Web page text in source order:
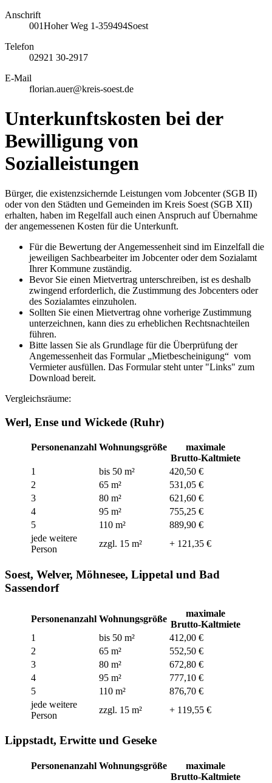
Anschrift
001Hoher Weg 1-359494Soest
Telefon
02921 30-2917
E-Mail
florian.auer@kreis-soest.de
Unterkunftskosten bei der
Bewilligung von
Sozialleistungen
Bürger, die existenzsichernde Leistungen vom Jobcenter (SGB II)
oder von den Städten und Gemeinden im Kreis Soest (SGB XII)
erhalten, haben im Regelfall auch einen Anspruch auf Übernahme
der angemessenen Kosten für die Unterkunft.
Für die Bewertung der Angemessenheit sind im Einzelfall die
jeweiligen Sachbearbeiter im Jobcenter oder dem Sozialamt
Ihrer Kommune zuständig.
Bevor Sie einen Mietvertrag unterschreiben, ist es deshalb
zwingend erforderlich, die Zustimmung des Jobcenters oder
des Sozialamtes einzuholen.
Sollten Sie einen Mietvertrag ohne vorherige Zustimmung
unterzeichnen, kann dies zu erheblichen Rechtsnachteilen
führen.
Bitte lassen Sie als Grundlage für die Überprüfung der
Angemessenheit das Formular „Mietbescheinigung“ vom
Vermieter ausfüllen. Das Formular steht unter "Links" zum
Download bereit.
Vergleichsräume:
Werl, Ense und Wickede (Ruhr)
Personenanzahl Wohnungsgröße
maximale
Brutto-Kaltmiete
1
bis 50 m²
420,50 €
2
65 m²
531,05 €
3
80 m²
621,60 €
4
95 m²
755,25 €
5
110 m²
889,90 €
jede weitere
Person
zzgl. 15 m² + 121,35 €
Soest, Welver, Möhnesee, Lippetal und Bad
Sassendorf
Personenanzahl Wohnungsgröße
maximale
Brutto-Kaltmiete
1
bis 50 m²
412,00 €
2
65 m²
552,50 €
3
80 m²
672,80 €
4
95 m²
777,10 €
5
110 m²
876,70 €
jede weitere
Person
zzgl. 15 m² + 119,55 €
Lippstadt, Erwitte und Geseke
Personenanzahl Wohnungsgröße
maximale
Brutto-Kaltmiete